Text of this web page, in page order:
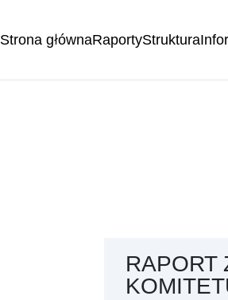
Strona głównaRaportyStruktura
RAPORT